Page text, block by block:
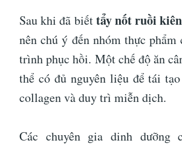
Sau khi đã biếttẩy nốt ruồi
nên chú ý đến nhóm thực
trình phục hồi. Một chế độ ăn
thể có đủ nguyên liệu để tái
collagen và duy trì miễn dịch.
Các chuyên gia dinh dưỡng